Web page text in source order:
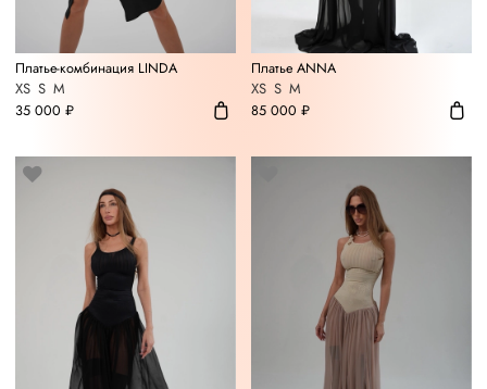
Платье-комбинация LINDA
XS S M
35 000 ₽
Платье ANNA
XS S M
85 000 ₽